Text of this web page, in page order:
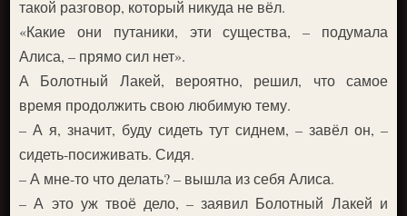
такой разговор, который никуда не вёл.
«Какие они путаники, эти существа, – подумала
Алиса, – прямо сил нет».
А Болотный Лакей, вероятно, решил, что самое
время продолжить свою любимую тему.
– А я, значит, буду сидеть тут сиднем, – завёл он, –
сидеть-посиживать. Сидя.
– А мне-то что делать? – вышла из себя Алиса.
– А это уж твоё дело, – заявил Болотный Лакей и